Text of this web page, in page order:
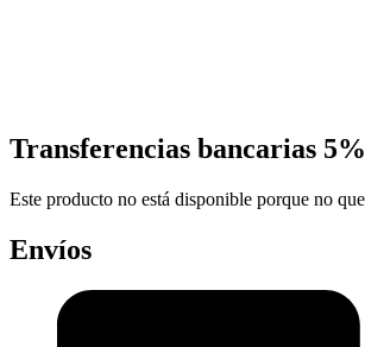
Transferencias bancarias
Este producto no está disponible porque no
Envíos